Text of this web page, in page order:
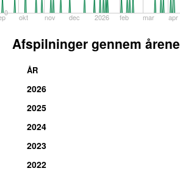
okt nov dec 2026 feb mar apr
0
Afspilninger gennem årene
ÅR
2026
2025
2024
2023
2022